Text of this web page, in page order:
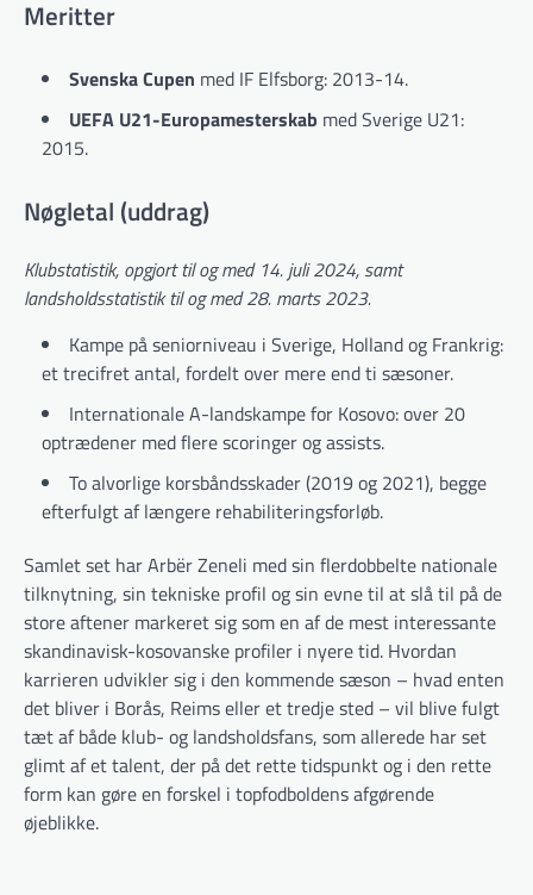
Meritter
Svenska Cupen med IF Elfsborg: 2013-14.
UEFA U21-Europamesterskab med Sverige U21:
2015.
Nøgletal (uddrag)
Klubstatistik, opgjort til og med 14. juli 2024, samt
landsholdsstatistik til og med 28. marts 2023.
Kampe på seniorniveau i Sverige, Holland og Frankrig:
et trecifret antal, fordelt over mere end ti sæsoner.
Internationale A-landskampe for Kosovo: over 20
optrædener med flere scoringer og assists.
To alvorlige korsbåndsskader (2019 og 2021), begge
efterfulgt af længere rehabiliteringsforløb.
Samlet set har Arbër Zeneli med sin flerdobbelte nationale
tilknytning, sin tekniske profil og sin evne til at slå til på de
store aftener markeret sig som en af de mest interessante
skandinavisk-kosovanske profiler i nyere tid. Hvordan
karrieren udvikler sig i den kommende sæson – hvad enten
det bliver i Borås, Reims eller et tredje sted – vil blive fulgt
tæt af både klub- og landsholdsfans, som allerede har set
glimt af et talent, der på det rette tidspunkt og i den rette
form kan gøre en forskel i topfodboldens afgørende
øjeblikke.